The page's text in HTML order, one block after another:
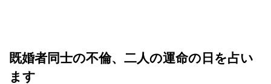
既婚者同士の不倫、二人の運命の日を占い
ます